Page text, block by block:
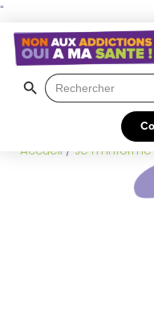
"
Search
for:
Search Button
Accueil / Je m’informe